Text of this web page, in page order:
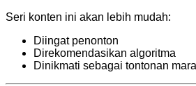
Seri konten ini akan lebih mudah:
Diingat penonton
Direkomendasikan algoritma
Dinikmati sebagai tontonan